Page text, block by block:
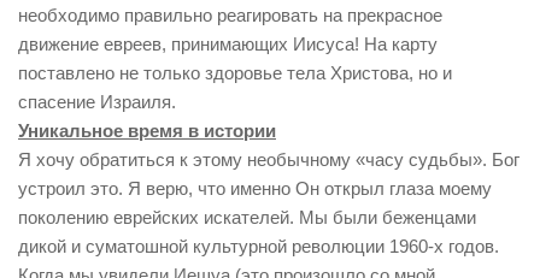
необходимо правильно реагировать на прекрасное
движение евреев, принимающих Иисуса! На карту
поставлено не только здоровье тела Христова, но и
спасение Израиля.
Уникальное время в истории
Я хочу обратиться к этому необычному «часу судьбы». Бог
устроил это. Я верю, что именно Он открыл глаза моему
поколению еврейских искателей. Мы были беженцами
дикой и суматошной культурной революции 1960-х годов.